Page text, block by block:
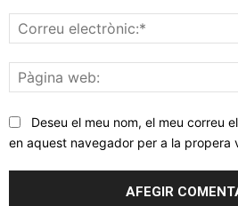
Deseu el meu nom, el meu correu
en aquest navegador per a la propera